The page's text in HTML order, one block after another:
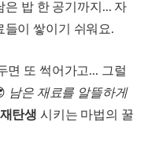
은 밥 한 공기까지... 자
들이 쌓이기 쉬워요.
면 또 썩어가고... 그럴
남은 재료를 알뜰하게
탄생 시키는 마법의 꿀